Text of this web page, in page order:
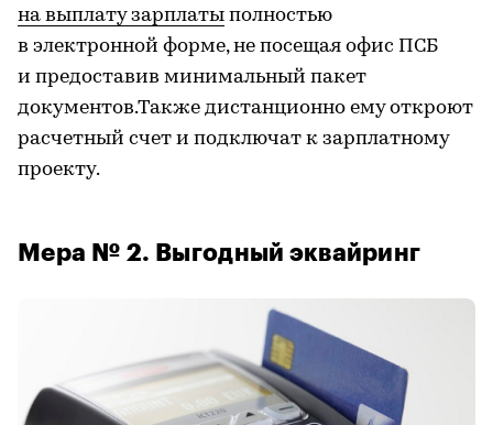
на выплату зарплаты полностью
в электронной форме, не посещая офис ПСБ
и предоставив минимальный пакет
документов.Также дистанционно ему откроют
расчетный счет и подключат к зарплатному
проекту.
Мера № 2. Выгодный эквайринг